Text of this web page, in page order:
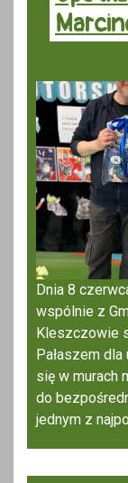
Dnia 8
wspólnie z
Kleszczowie
Pałaszem
się w murach
do
jednym z